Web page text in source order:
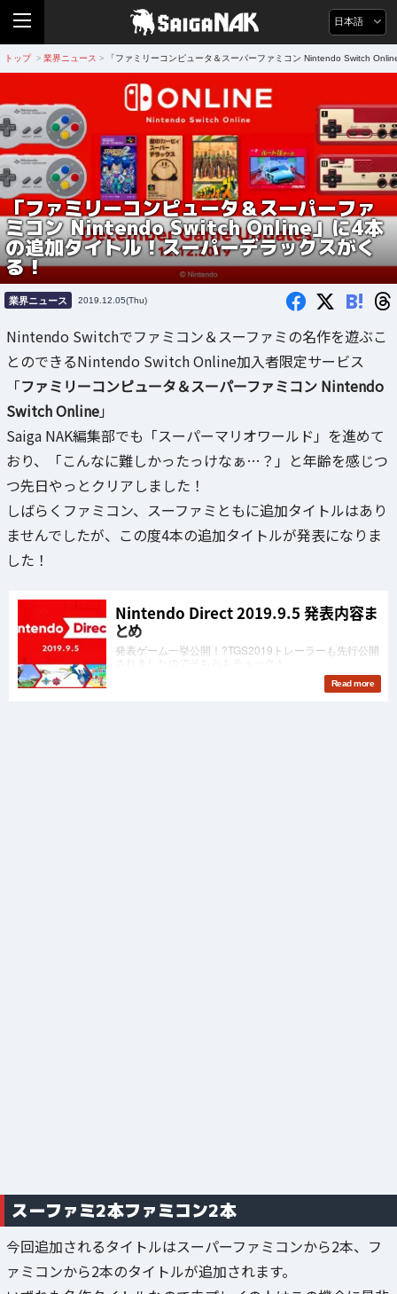
日本語
トップ > 業界ニュース > 「ファミリーコンピュータ＆スーパーファミコン Nintendo Switch
「ファミリーコンピュータ＆スーパーファ
ミコン Nintendo Switch Online」に4本
の追加タイトル！スーパーデラックスがく
る！
業界ニュース 2019.12.05(Thu) B!
Nintendo Switchでファミコン＆スーファミの名作を遊ぶこ
とのできるNintendo Switch Online加入者限定サービス
「ファミリーコンピュータ＆スーパーファミコン Nintendo
Switch Online」
Saiga NAK編集部でも「スーパーマリオワールド」を進めて
おり、「こんなに難しかったっけなぁ…？」と年齢を感じつ
つ先日やっとクリアしました！
しばらくファミコン、スーファミともに追加タイトルはあり
ませんでしたが、この度4本の追加タイトルが発表になりま
した！
スーファミ2本ファミコン2本
今回追加されるタイトルはスーパーファミコンから2本、フ
ァミコンから2本のタイトルが追加されます。